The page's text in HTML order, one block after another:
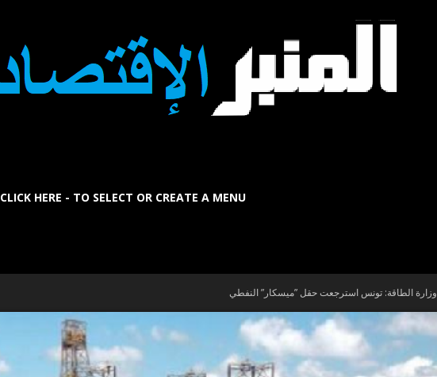
CLICK HERE - TO SELECT OR CREATE A MENU
وزارة الطاقة: تونس استرجعت حقل ”ميسكار” النفطي